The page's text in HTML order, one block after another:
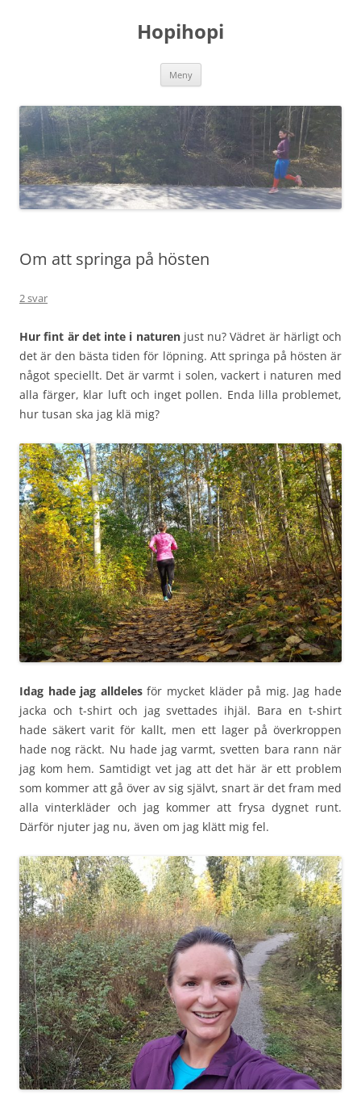
Hopihopi
Meny
Om att springa på hösten
2 svar
Hur fint är det inte i naturenjust nu? Vädret är härligt och
det är den bästa tiden för löpning. Att springa på hösten är
något speciellt. Det är varmt i solen, vackert i naturen med
alla färger, klar luft och inget pollen. Enda lilla problemet,
hur tusan ska jag klä mig?
Idag hade jag alldelesför mycket kläder på mig. Jag hade
jacka och t-shirt och jag svettades ihjäl. Bara en t-shirt
hade säkert varit för kallt, men ett lager på överkroppen
hade nog räckt. Nu hade jag varmt, svetten bara rann när
jag kom hem. Samtidigt vet jag att det här är ett problem
som kommer att gå över av sig självt, snart är det fram med
alla vinterkläder och jag kommer att frysa dygnet runt.
Därför njuter jag nu, även om jag klätt mig fel.